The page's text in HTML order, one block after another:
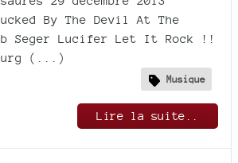
By The Devil At The
Seger Lucifer Let It Rock !!
(...)
Musique
Lire la suite..